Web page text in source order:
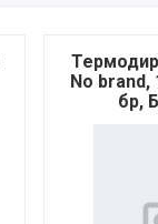
No brand,
бр,